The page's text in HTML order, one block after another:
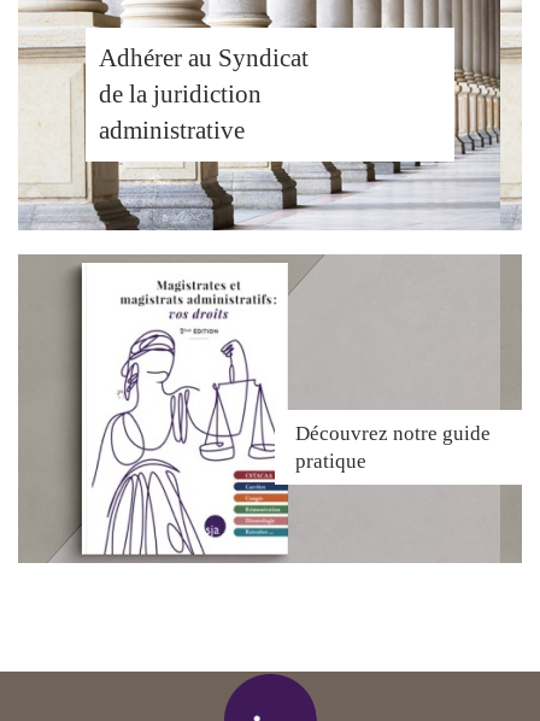
Adhérer au Syndicat
de la juridiction
administrative
Découvrez notre guide
pratique